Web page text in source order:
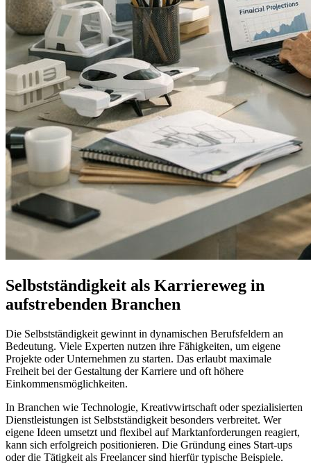
Selbstständigkeit als Karriereweg in
aufstrebenden Branchen
Die Selbstständigkeit gewinnt in dynamischen Berufsfeldern an
Bedeutung. Viele Experten nutzen ihre Fähigkeiten, um eigene
Projekte oder Unternehmen zu starten. Das erlaubt maximale
Freiheit bei der Gestaltung der Karriere und oft höhere
Einkommensmöglichkeiten.
In Branchen wie Technologie, Kreativwirtschaft oder spezialisierten
Dienstleistungen ist Selbstständigkeit besonders verbreitet. Wer
eigene Ideen umsetzt und flexibel auf Marktanforderungen reagiert,
kann sich erfolgreich positionieren. Die Gründung eines Start-ups
oder die Tätigkeit als Freelancer sind hierfür typische Beispiele.